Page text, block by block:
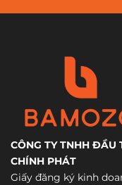
CÔNG TY TNHH ĐẦU
CHÍNH PHÁT
Giấy đăng ký kinh